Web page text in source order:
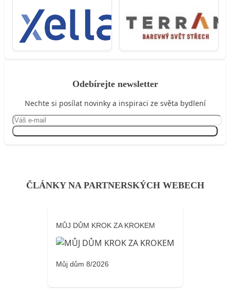
Odebírejte newsletter
Nechte si posílat novinky a inspiraci ze světa bydlení
ČLÁNKY NA PARTNERSKÝCH WEBECH
MŮJ DŮM KROK ZA KROKEM
Můj dům 8/2026